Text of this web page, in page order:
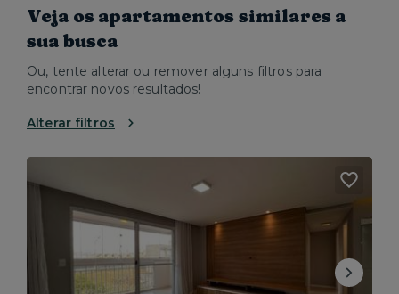
Veja os apartamentos similares a
sua busca
Ou, tente alterar ou remover alguns filtros para
encontrar novos resultados!
Alterar filtros